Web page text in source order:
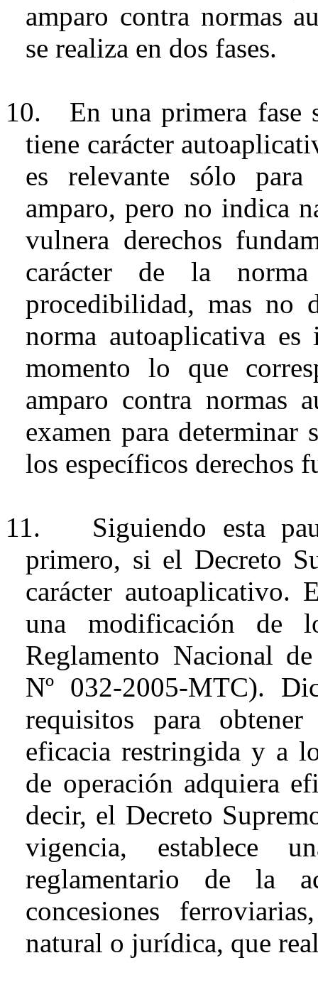
amparo contra normas
se realiza en dos fases.
10.
En una primera fase
tiene carácter
es relevante sólo
amparo, pero no indica
vulnera derechos
carácter de la
procedibilidad, mas no
norma autoaplicativa es
momento lo que
amparo contra normas
examen para determinar
los específicos derechos
11.
Siguiendo esta
primero, si el Decreto
carácter autoaplicativo.
una modificación de
Reglamento Nacional
Nº 032-2005-MTC).
requisitos para
eficacia restringida y a
de operación adquiera
decir, el Decreto
vigencia, establece
reglamentario de la
concesiones
natural o jurídica, que